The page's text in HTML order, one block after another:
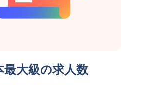
最大級の求人数